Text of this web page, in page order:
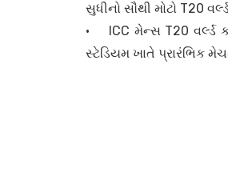
સુધીનો સૌથી મોટો T20
• ICC મેન્સ T20 વર્લ્ડ
સ્ટેડિયમ ખાતે પ્રારંભિક